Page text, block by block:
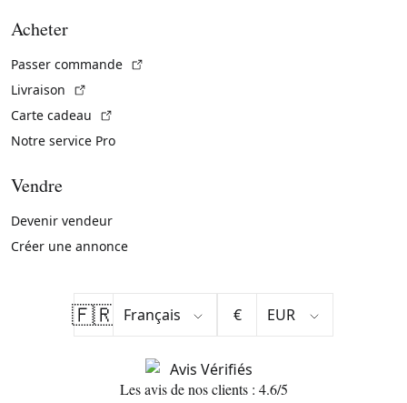
Acheter
Passer commande
Livraison
Carte cadeau
Notre service Pro
Vendre
Devenir vendeur
Créer une annonce
🇫🇷 €
Les avis de nos clients : 4.6/5